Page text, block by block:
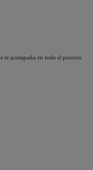
te acompaña en todo el proceso